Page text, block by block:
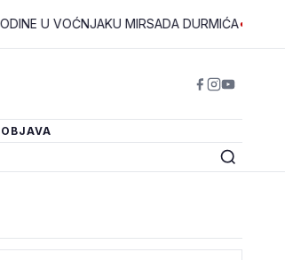
MIRSADA DURMIĆA• VLADA ZDK: